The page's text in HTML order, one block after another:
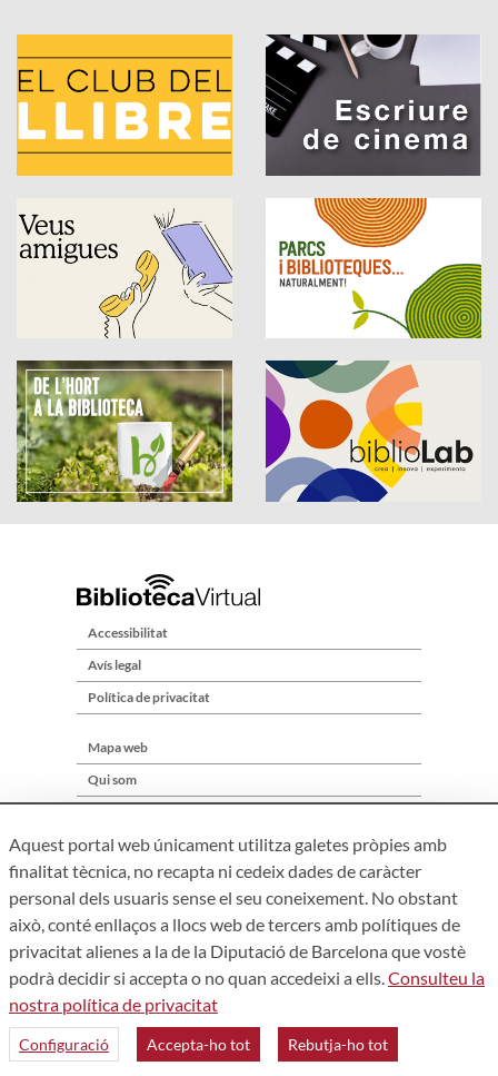
Accessibilitat
Avís legal
Política de privacitat
Mapa web
Qui som
Àrea de Cultura – Gerència de Serveis de Biblioteques. Zamora,
73. 08018 Barcelona. Tel: 934 022 241
Aquest portal web únicament utilitza galetes pròpies amb
finalitat tècnica, no recapta ni cedeix dades de caràcter
personal dels usuaris sense el seu coneixement. No obstant
això, conté enllaços a llocs web de tercers amb polítiques de
privacitat alienes a la de la Diputació de Barcelona que vostè
podrà decidir si accepta o no quan accedeixi a ells.Consulteu la
nostra política de privacitat
Configuració Accepta-ho tot Rebutja-ho tot